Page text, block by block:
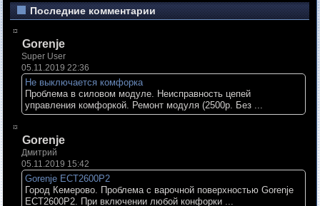
Последние комментарии
Gorenje
Super User
05.11.2019 22:36
Не выключается комфорка
Проблема в силовом модуле. Неисправность цепей
управления комфоркой. Ремонт модуля (2500р. Без ...
Gorenje
Дмитрий
05.11.2019 15:42
Gorenje ECT2600P2
Город Кемерово. Проблема с варочной поверхностью Gorenje
ECT2600P2. При включении любой конфорки ...